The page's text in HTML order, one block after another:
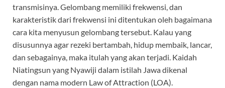
transmisinya. Gelombang memiliki frekwensi, dan
karakteristik dari frekwensi ini ditentukan oleh bagaimana
cara kita menyusun gelombang tersebut. Kalau yang
disusunnya agar rezeki bertambah, hidup membaik, lancar,
dan sebagainya, maka itulah yang akan terjadi. Kaidah
Niatingsun yang Nyawiji dalam istilah Jawa dikenal
dengan nama modern Law of Attraction (LOA).